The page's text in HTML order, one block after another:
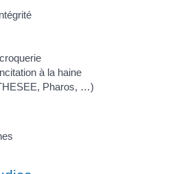
à la haine
Pharos, …)